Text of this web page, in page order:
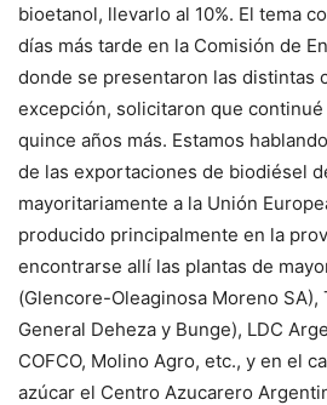
bioetanol, llevarlo al 10%. El tema
días más tarde en la Comisión de
donde se presentaron las distintas
excepción, solicitaron que
quince años más. Estamos
de las exportaciones de biodiésel
mayoritariamente a la Unión
producido principalmente en la
encontrarse allí las plantas de
(Glencore-Oleaginosa Moreno
General Deheza y Bunge), LDC
COFCO, Molino Agro, etc., y en el
azúcar el Centro Azucarero